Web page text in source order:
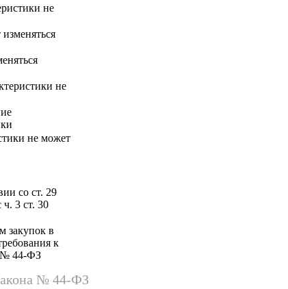
не
не
не может
со ст. 29
3 ст. 30
закупок в
к
№ 44-ФЗ
№ 44-ФЗ